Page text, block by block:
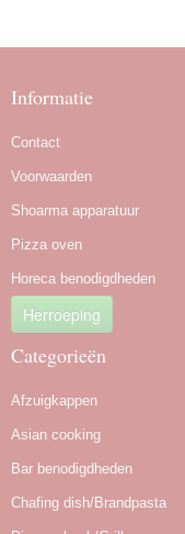
Informatie
Contact
Voorwaarden
Shoarma apparatuur
Pizza oven
Horeca benodigdheden
Herroeping
Categorieën
Afzuigkappen
Asian cooking
Bar benodigdheden
Chafing dish/Brandpasta